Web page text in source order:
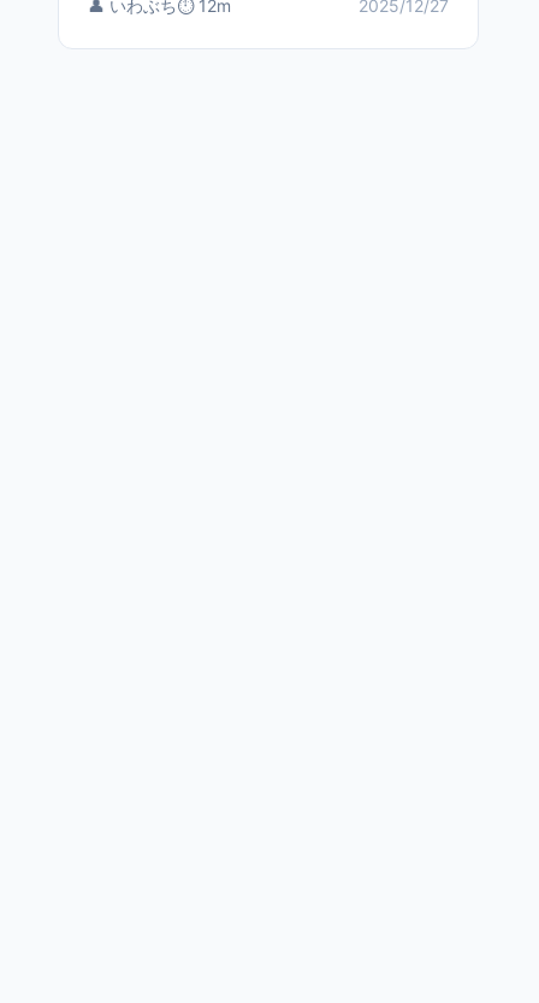
👤 いわぶち⏱️ 12m 2025/12/27